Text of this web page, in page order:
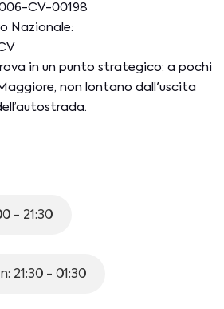
CV-00198
Nazionale:
in un punto strategico: a pochi
non lontano dall'uscita
vicinanze.
per chi desidera una zona
- 21:30
21:30 - 01:30